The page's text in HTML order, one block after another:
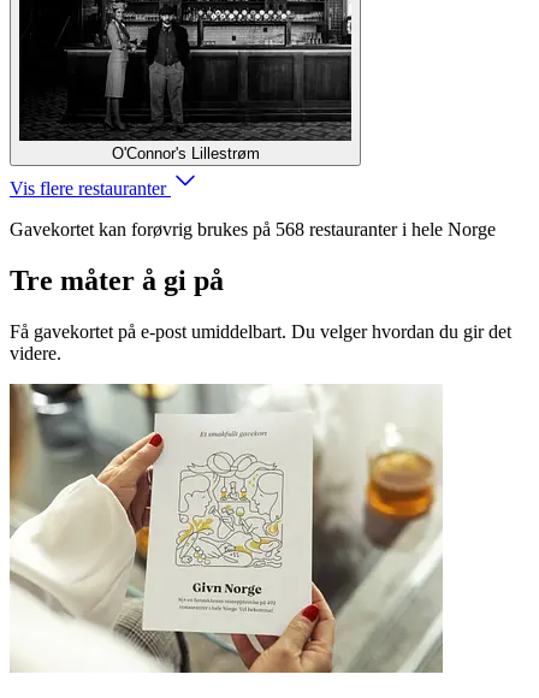
O'Connor's Lillestrøm
Vis flere restauranter
Gavekortet kan forøvrig brukes på 568 restauranter i hele Norge
Tre måter å gi på
Få gavekortet på e-post umiddelbart. Du velger hvordan du gir det
videre.